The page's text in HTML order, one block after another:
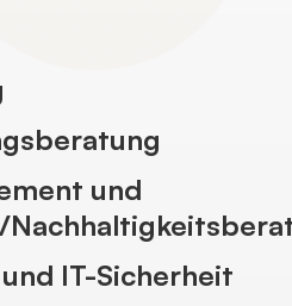
und
IT-Sicherheit